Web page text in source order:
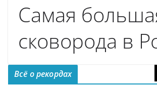
Самая
сковорода в
Всё о рекордах